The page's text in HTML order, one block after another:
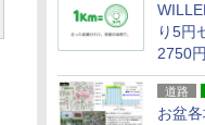
り5円
2750
た20
道路
お盆